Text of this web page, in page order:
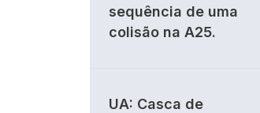
sequência de uma
colisão na A25.
UA: Casca de